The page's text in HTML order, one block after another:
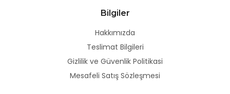
Bilgiler
Hakkımızda
Teslimat Bilgileri
Gizlilik ve Güvenlik Politikasi
Mesafeli Satış Sözleşmesi